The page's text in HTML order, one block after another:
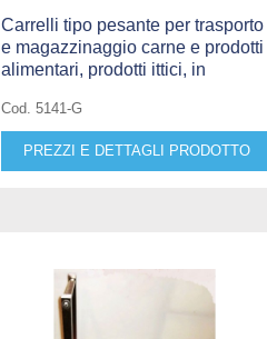
Carrelli tipo pesante per trasporto
e magazzinaggio carne e prodotti
alimentari, prodotti ittici, in
Cod. 5141-G
PREZZI E DETTAGLI PRODOTTO